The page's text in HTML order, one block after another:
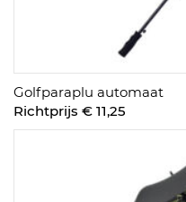
Golfparaplu automaat
Richtprijs € 11,25